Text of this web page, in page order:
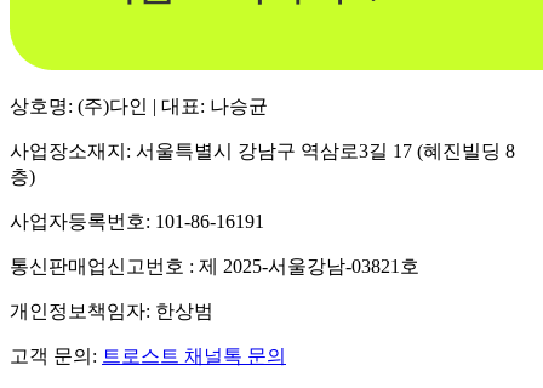
상호명: (주)다인 | 대표: 나승균
사업장소재지: 서울특별시 강남구 역삼로3길 17 (혜진빌딩 8
층)
사업자등록번호: 101-86-16191
통신판매업신고번호 : 제 2025-서울강남-03821호
개인정보책임자: 한상범
고객 문의: 트로스트 채널톡 문의